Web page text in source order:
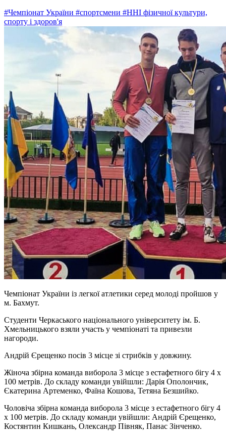
#Чемпіонат України #спортсмени #ННІ фізичної культури,
спорту і здоров'я
Чемпіонат України із легкої атлетики серед молоді пройшов у
м. Бахмут.
Студенти Черкаського національного університету ім. Б.
Хмельницького взяли участь у чемпіонаті та привезли
нагороди.
Андрій Єрещенко посів 3 місце зі стрибків у довжину.
Жіноча збірна команда виборола 3 місце з естафетного бігу 4 х
100 метрів. До складу команди увійшли: Дарія Ополончик,
Єкатерина Артеменко, Фаїна Кошова, Тетяна Безшийко.
Чоловіча збірна команда виборола 3 місце з естафетного бігу 4
х 100 метрів. До складу команди увійшли: Андрій Єрещенко,
Костянтин Кишкань, Олександр Півняк, Панас Зінченко.